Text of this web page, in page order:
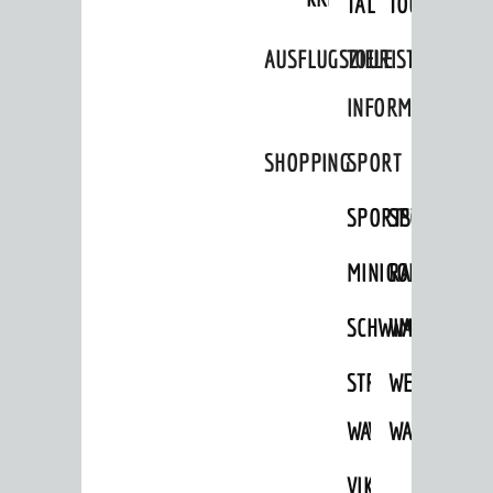
AUSFLUGSZIELE
TOURIST
INFORMATION
SHOPPINGSPORT
SPORTSTÄTTEN
MINIGOLFRADFAHREN
SCHWIMMEN
STRANDBAD
WAIDSEE
TSG
VIKTOR-
WANDERN
WEINHEIMER
Aktuelle Beteiligungen in der